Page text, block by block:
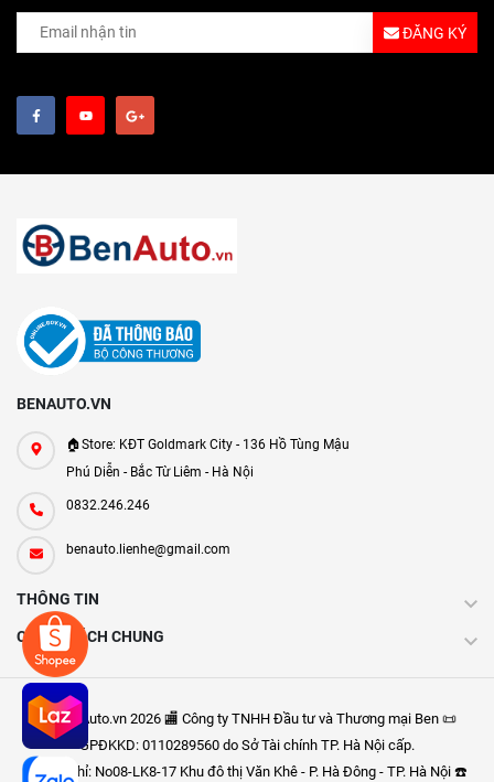
ĐĂNG KÝ
BENAUTO.VN
🏠Store: KĐT Goldmark City - 136 Hồ Tùng Mậu
Phú Diễn - Bắc Từ Liêm - Hà Nội
0832.246.246
benauto.lienhe@gmail.com
THÔNG TIN
CHÍNH SÁCH CHUNG
Ⓒ BenAuto.vn 2026 🏬 Công ty TNHH Đầu tư và Thương mại Ben 📜
GPĐKKD: 0110289560 do Sở Tài chính TP. Hà Nội cấp.
🩸 Địa chỉ: No08-LK8-17 Khu đô thị Văn Khê - P. Hà Đông - TP. Hà Nội ☎️